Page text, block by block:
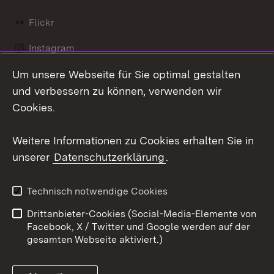
Flickr
Instagram
Social Wall
Barrierefreiheit
Benutzungshinweise
Impressum
Cookies
Um unsere Webseite für Sie optimal gestalten
und verbessern zu können, verwenden wir
Cookies.
Weitere Informationen zu Cookies erhalten Sie in
unserer Datenschutzerklärung.
Technisch notwendige Cookies
Drittanbieter-Cookies (Social-Media-Elemente von
Facebook, X / Twitter und Google werden auf der
gesamten Webseite aktiviert.)